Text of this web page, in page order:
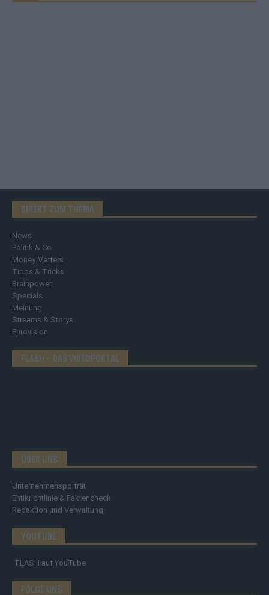
DIREKT ZUM THEMA
News
Politik & Co
Money Matters
Tipps & Tricks
Brainpower
Specials
Meinung
Streams & Storys
Eurovision
FLASH – DAS VIDEOPORTAL
ÜBER UNS
Unternehmensporträt
Ehtikrichtlinie & Faktencheck
Redaktion und Verwaltung
YOUTUBE
FLASH auf YouTube
FOLGE UNS